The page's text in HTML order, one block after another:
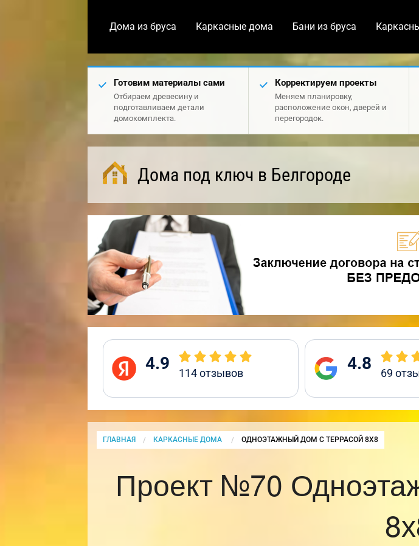
Дома из бруса Каркасные дома Бани из бруса
Готовим материалы сами
Отбираем древесину и
подготавливаем детали
домокомплекта.
Корректируем проекты
Меняем планировку,
расположение окон, дверей и
перегородок.
Дома под ключ в Белгороде
4.9 114отзывов 4.8 69
ГЛАВНАЯ КАРКАСНЫЕ ДОМА CURRENT:
ОДНОЭТАЖНЫЙ ДОМ С ТЕРРАСОЙ 8Х8
Проект №70